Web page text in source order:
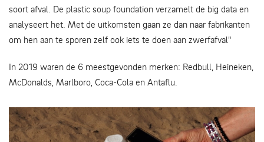
soort afval. De plastic soup foundation verzamelt de big data en
analyseert het. Met de uitkomsten gaan ze dan naar fabrikanten
om hen aan te sporen zelf ook iets te doen aan zwerfafval"
In 2019 waren de 6 meestgevonden merken: Redbull, Heineken,
McDonalds, Marlboro, Coca-Cola en Antaflu.